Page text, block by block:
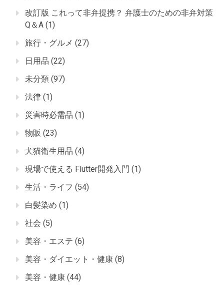
改訂版 これって非弁提携？ 弁護士のための非弁対策
Q＆A (1)
旅行・グルメ (27)
日用品 (22)
未分類 (97)
法律 (1)
災害時必需品 (1)
物販 (23)
犬猫衛生用品 (4)
現場で使える Flutter開発入門 (1)
生活・ライフ (54)
白髪染め (1)
社会 (5)
美容・エステ (6)
美容・ダイエット・健康 (8)
美容・健康 (44)